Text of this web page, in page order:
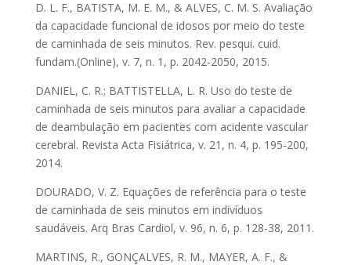
D. L. F., BATISTA, M. E. M., & ALVES, C. M. S. Avaliação
da capacidade funcional de idosos por meio do teste
de caminhada de seis minutos. Rev. pesqui. cuid.
fundam.(Online), v. 7, n. 1, p. 2042-2050, 2015.
DANIEL, C. R.; BATTISTELLA, L. R. Uso do teste de
caminhada de seis minutos para avaliar a capacidade
de deambulação em pacientes com acidente vascular
cerebral. Revista Acta Fisiátrica, v. 21, n. 4, p. 195-200,
2014.
DOURADO, V. Z. Equações de referência para o teste
de caminhada de seis minutos em indivíduos
saudáveis. Arq Bras Cardiol, v. 96, n. 6, p. 128-38, 2011.
MARTINS, R., GONÇALVES, R. M., MAYER, A. F., &